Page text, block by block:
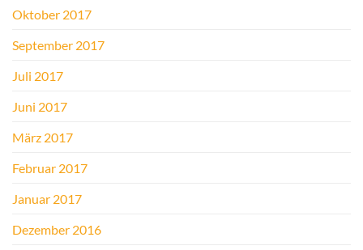
Oktober 2017
September 2017
Juli 2017
Juni 2017
März 2017
Februar 2017
Januar 2017
Dezember 2016